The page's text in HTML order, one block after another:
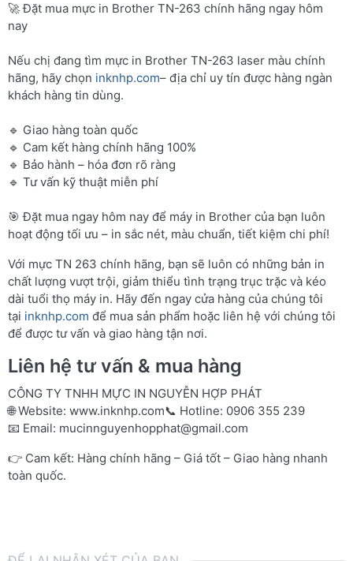
🚀 Đặt mua mực in Brother TN-263 chính hãng ngay hôm
nay
Nếu chị đang tìm mực in Brother TN-263 laser màu chính
hãng, hãy chọn inknhp.com– địa chỉ uy tín được hàng ngàn
khách hàng tin dùng.
🔹 Giao hàng toàn quốc
🔹 Cam kết hàng chính hãng 100%
🔹 Bảo hành – hóa đơn rõ ràng
🔹 Tư vấn kỹ thuật miễn phí
🎯 Đặt mua ngay hôm nay để máy in Brother của bạn luôn
hoạt động tối ưu – in sắc nét, màu chuẩn, tiết kiệm chi phí!
Với mực TN 263 chính hãng, bạn sẽ luôn có những bản in
chất lượng vượt trội, giảm thiểu tình trạng trục trặc và kéo
dài tuổi thọ máy in. Hãy đến ngay cửa hàng của chúng tôi
tại inknhp.com để mua sản phẩm hoặc liên hệ với chúng tôi
để được tư vấn và giao hàng tận nơi.
Liên hệ tư vấn & mua hàng
CÔNG TY TNHH MỰC IN NGUYỄN HỢP PHÁT
🌐 Website: www.inknhp.com📞 Hotline: 0906 355 239
📧 Email: mucinnguyenhopphat@gmail.com
👉 Cam kết: Hàng chính hãng – Giá tốt – Giao hàng nhanh
toàn quốc.